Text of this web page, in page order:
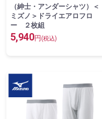
（紳士・アンダーシャツ）＜
ミズノ＞ドライエアロフロ
ー ２枚組
5,940円 (税込)